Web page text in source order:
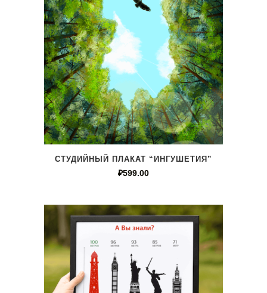
СТУДИЙНЫЙ ПЛАКАТ “ИНГУШЕТИЯ”
₽599.00